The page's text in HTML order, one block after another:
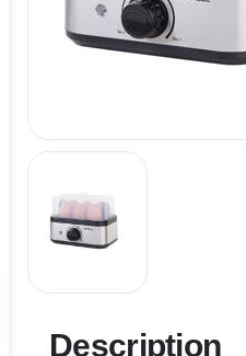
Description